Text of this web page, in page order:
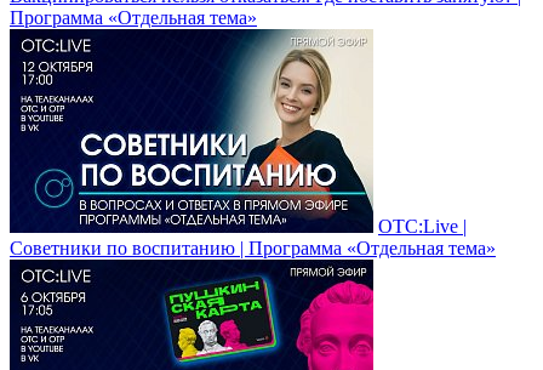
Программа «Отдельная тема»
ОТС:Live |
Советники по воспитанию | Программа «Отдельная тема»